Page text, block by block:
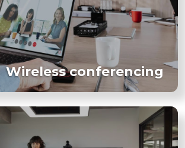
Wireless conferencing